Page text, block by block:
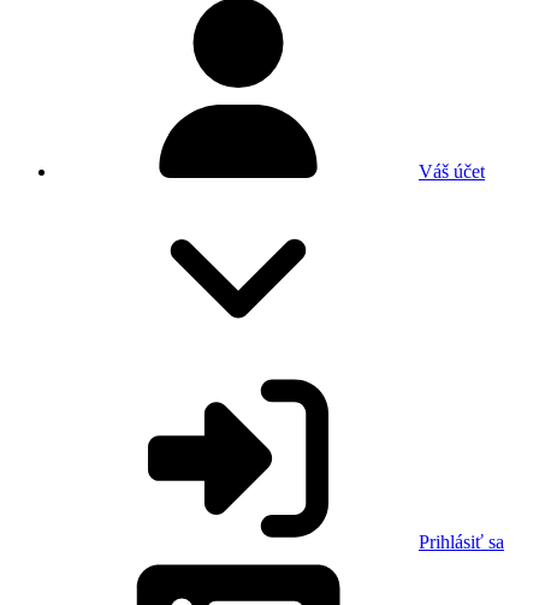
Váš účet
Prihlásiť sa